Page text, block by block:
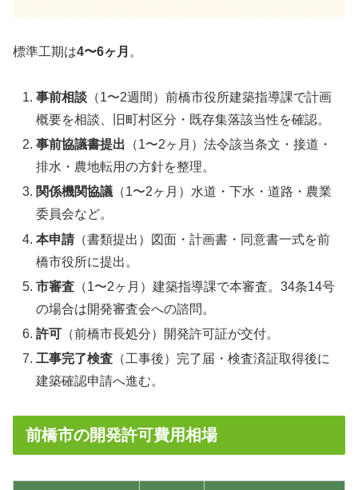
標準工期は4〜6ヶ月 。
事前相談 （1〜2週間）前橋市役所建築指導課で計画
概要を相談、旧町村区分・既存集落該当性を確認。
事前協議書提出 （1〜2ヶ月）法令該当条文・接道・
排水・農地転用の方針を整理。
関係機関協議 （1〜2ヶ月）水道・下水・道路・農業
委員会など。
本申請（書類提出）図面・計画書・同意書一式を前
橋市役所に提出。
市審査 （1〜2ヶ月）建築指導課で本審査。34条14号
の場合は開発審査会への諮問。
許可 （前橋市長処分）開発許可証が交付。
工事完了検査 （工事後）完了届・検査済証取得後に
建築確認申請へ進む。
前橋市の開発許可費用相場